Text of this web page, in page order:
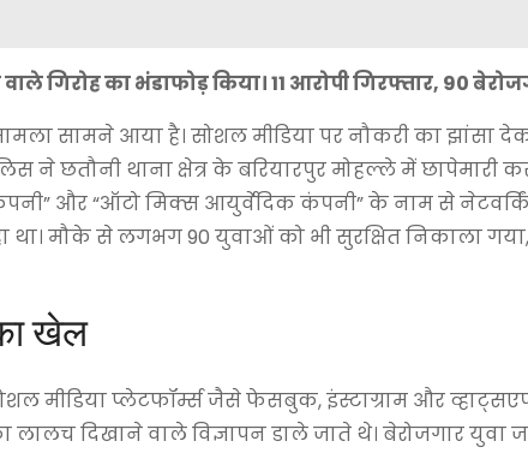
गिरोह का भंडाफोड़ किया। 11 आरोपी गिरफ्तार, 90
सामने आया है। सोशल मीडिया पर नौकरी का झांसा
ने छतौनी थाना क्षेत्र के बरियारपुर मोहल्ले में छापेमारी
कंपनी” और “ऑटो मिक्स आयुर्वेदिक कंपनी” के नाम से
मौके से लगभग 90 युवाओं को भी सुरक्षित निकाला
खेल
मीडिया प्लेटफॉर्म्स जैसे फेसबुक, इंस्टाग्राम और
लालच दिखाने वाले विज्ञापन डाले जाते थे। बेरोजगार युवा